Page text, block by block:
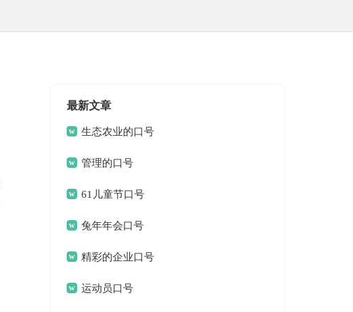
最新文章
生态农业的口号
管理的口号
61儿童节口号
兔年年会口号
精彩的企业口号
运动员口号